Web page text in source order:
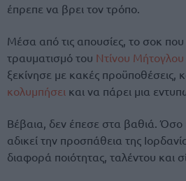
έπρεπε να βρει τον τρόπο.
Μέσα από τις απουσίες, το σοκ
τραυματισμό του Ντίνου Μήτογλου
ξεκίνησε με κακές προϋποθέσεις,
κολυμπήσει και να πάρει μια
Βέβαια, δεν έπεσε στα βαθιά. Όσο
αδικεί την προσπάθεια της
διαφορά ποιότητας, ταλέντου και